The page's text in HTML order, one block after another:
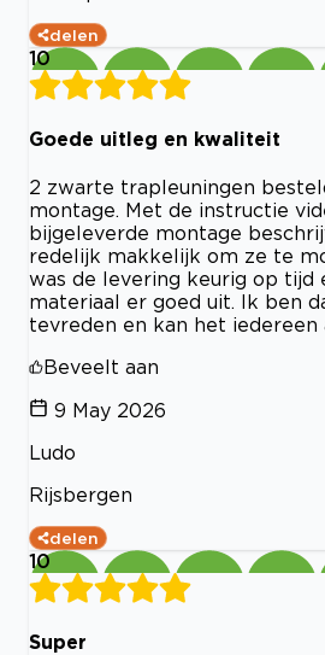
delen
10
Goede uitleg en kwaliteit
2 zwarte trapleuningen
montage. Met de instructie
bijgeleverde montage
redelijk makkelijk om ze te
was de levering keurig op tijd
materiaal er goed uit. Ik ben
tevreden en kan het iedereen
Beveelt aan
9 May 2026
Ludo
Rijsbergen
delen
10
Super